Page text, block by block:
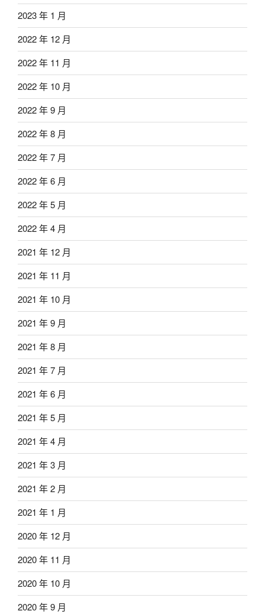
2023 年 1 月
2022 年 12 月
2022 年 11 月
2022 年 10 月
2022 年 9 月
2022 年 8 月
2022 年 7 月
2022 年 6 月
2022 年 5 月
2022 年 4 月
2021 年 12 月
2021 年 11 月
2021 年 10 月
2021 年 9 月
2021 年 8 月
2021 年 7 月
2021 年 6 月
2021 年 5 月
2021 年 4 月
2021 年 3 月
2021 年 2 月
2021 年 1 月
2020 年 12 月
2020 年 11 月
2020 年 10 月
2020 年 9 月